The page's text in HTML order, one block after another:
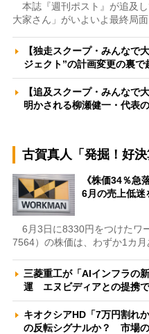
本誌『週刊ポスト』が追及
大家さん」がいよいよ最終局
【独走スクープ・みんなで
ジェクト”の計画変更の裏
【追及スクープ・みんなで
明かされる柳瀬健一・代表
古賀真人「発掘！好決
《株価34％急
6月の売上低
6月3日に8330円をつけたワ
7564）の株価は、わずか1カ
三菱重工が「AIインフラの
運 エヌビディアとの提携
キオクシアHD「7万円割れ
の反転シグナルか？ 市場